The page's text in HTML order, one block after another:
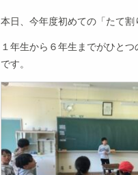
本日、今年度初めての「たて割
１年生から６年生までがひと
です。